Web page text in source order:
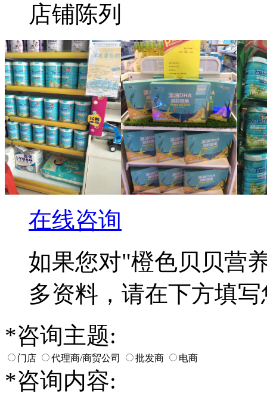
店铺陈列
在线咨询
如果您对"橙色贝贝营
多资料，请在下方填
*咨询主题:
门店 代理商/商贸公司 批发商 电商
*咨询内容: